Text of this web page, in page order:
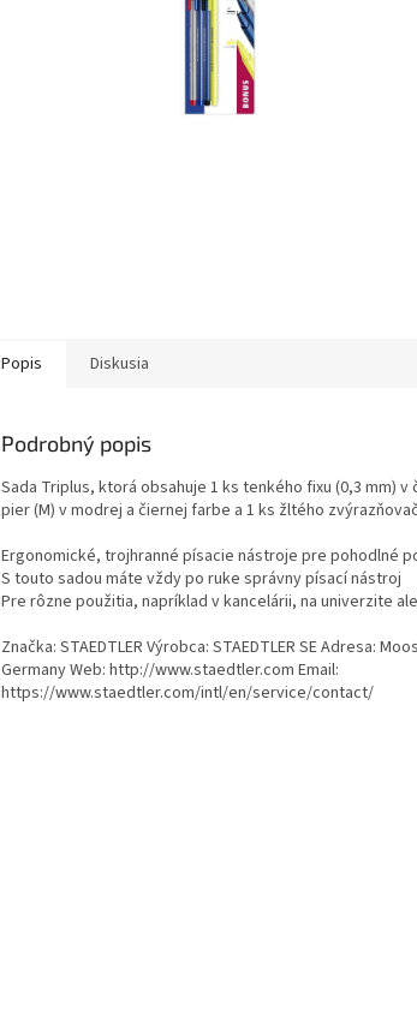
Popis Diskusia
Podrobný popis
Sada Triplus, ktorá obsahuje 1 ks tenkého fixu (0,3 mm)
pier (M) v modrej a čiernej farbe a 1 ks žltého
Ergonomické, trojhranné písacie nástroje pre pohodlné
S touto sadou máte vždy po ruke správny písací nástroj
Pre rôzne použitia, napríklad v kancelárii, na univerzite
Značka: STAEDTLER Výrobca: STAEDTLER SE Adresa:
Germany Web: http://www.staedtler.com Email:
https://www.staedtler.com/intl/en/service/contact/